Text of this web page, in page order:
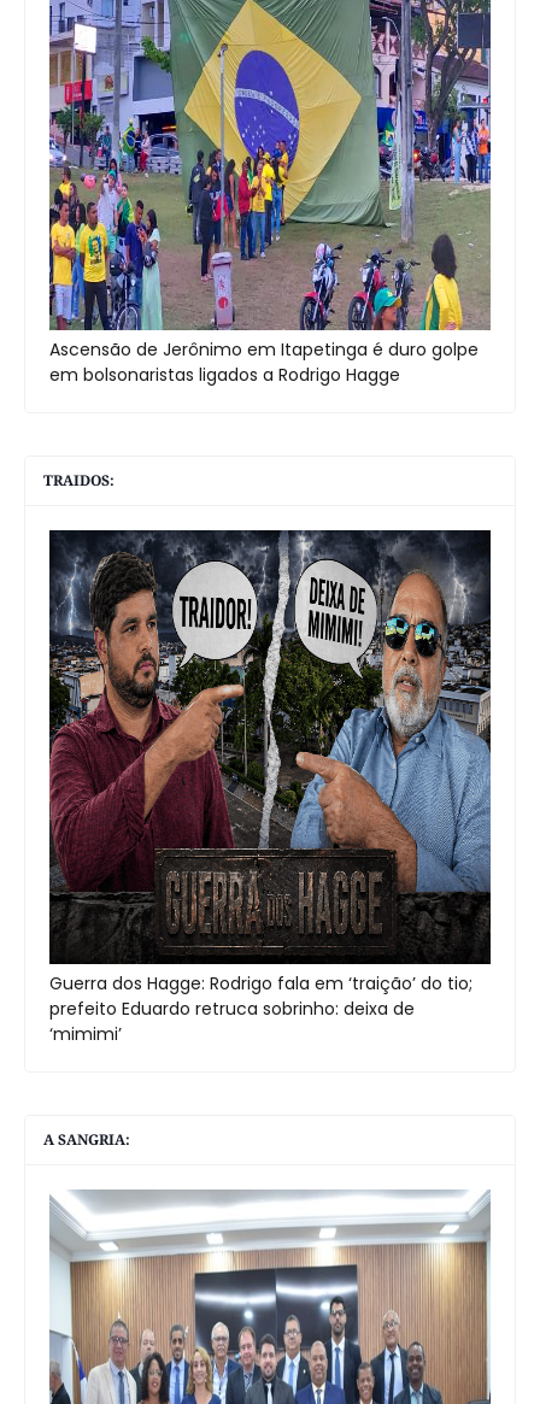
Ascensão de Jerônimo em Itapetinga é duro golpe
em bolsonaristas ligados a Rodrigo Hagge
TRAIDOS:
Guerra dos Hagge: Rodrigo fala em ‘traição’ do tio;
prefeito Eduardo retruca sobrinho: deixa de
‘mimimi’
A SANGRIA: